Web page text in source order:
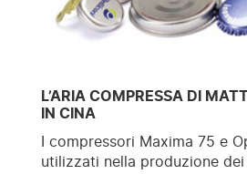
L’ARIA COMPRESSA DI
IN CINA
I compressori Maxima 75 e
utilizzati nella produzione